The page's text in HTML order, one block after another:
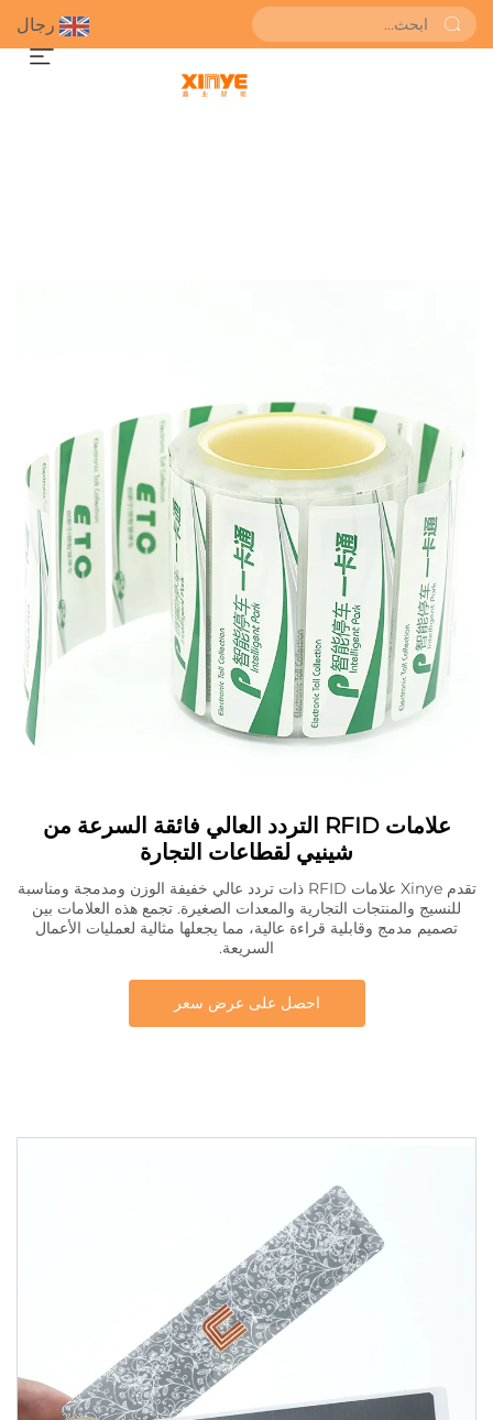
رجال
علامات RFID التردد العالي فائقة السرعة من
شينيي لقطاعات التجارة
تقدم Xinye علامات RFID ذات تردد عالي خفيفة الوزن ومدمجة ومناسبة
للنسيج والمنتجات التجارية والمعدات الصغيرة. تجمع هذه العلامات بين
تصميم مدمج وقابلية قراءة عالية، مما يجعلها مثالية لعمليات الأعمال
السريعة.
احصل على عرض سعر